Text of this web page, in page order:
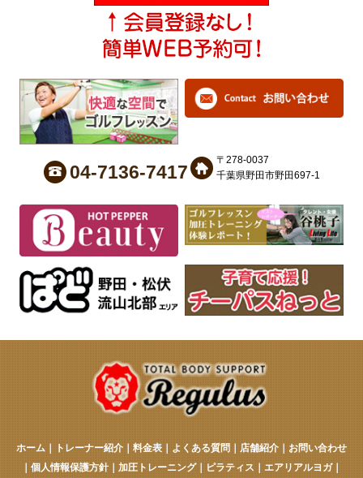
04-7136-7417
〒278-0037
千葉県野田市野田697-1
ホーム ｜ トレーナー紹介 ｜ 料金表 ｜ よくある質問 ｜ 店舗紹介 ｜ お問い合わせ
｜ 個人情報保護方針｜ 加圧トレーニング｜ ピラティス ｜ エアリアルヨガ｜